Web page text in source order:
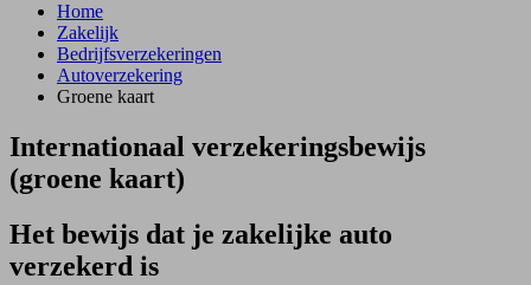
Home
Zakelijk
Bedrijfsverzekeringen
Autoverzekering
Groene kaart
Internationaal verzekeringsbewijs
(groene kaart)
Het bewijs dat je zakelijke auto
verzekerd is